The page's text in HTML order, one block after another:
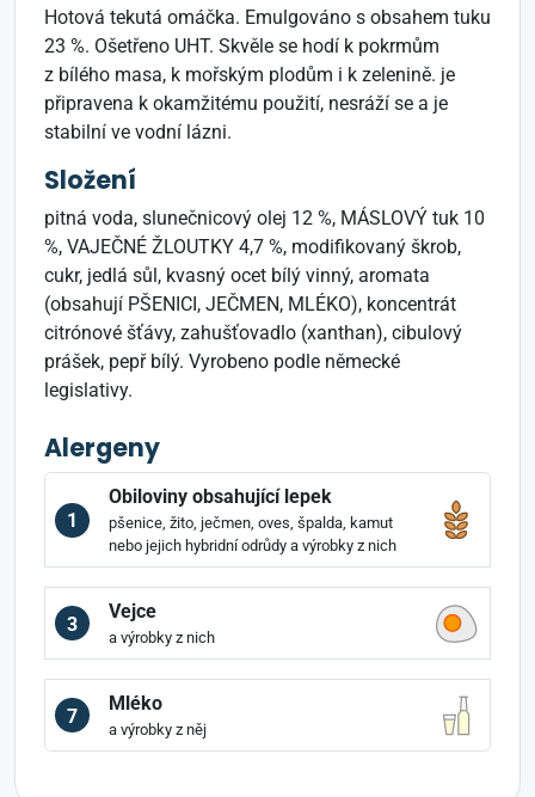
Hotová tekutá omáčka. Emulgováno s obsahem tuku
23 %. Ošetřeno UHT. Skvěle se hodí k pokrmům
z bílého masa, k mořským plodům i k zelenině. je
připravena k okamžitému použití, nesráží se a je
stabilní ve vodní lázni.
Složení
pitná voda, slunečnicový olej 12 %, MÁSLOVÝ tuk 10
%, VAJEČNÉ ŽLOUTKY 4,7 %, modifikovaný škrob,
cukr, jedlá sůl, kvasný ocet bílý vinný, aromata
(obsahují PŠENICI, JEČMEN, MLÉKO), koncentrát
citrónové šťávy, zahušťovadlo (xanthan), cibulový
prášek, pepř bílý. Vyrobeno podle německé
legislativy.
Alergeny
1
Obiloviny obsahující lepek
pšenice, žito, ječmen, oves, špalda, kamut
nebo jejich hybridní odrůdy a výrobky z nich
3
Vejce
a výrobky z nich
7
Mléko
a výrobky z něj